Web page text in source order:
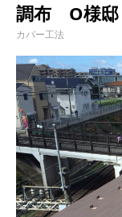
調布 O様邸
カバー工法